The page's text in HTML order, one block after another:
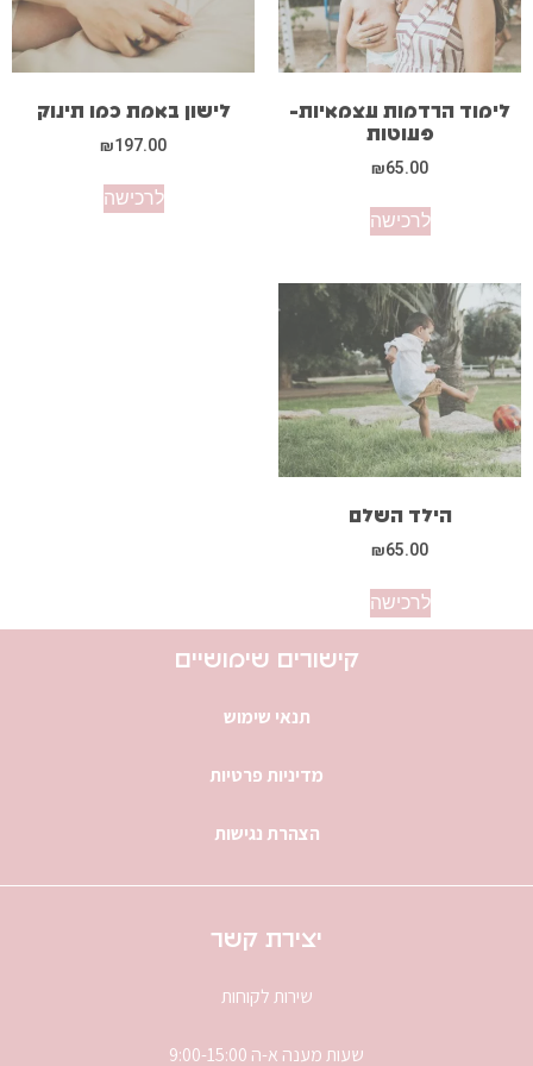
לימוד הרדמות עצמאיות-
פעוטות
₪65.00
לרכישה
לישון באמת כמו תינוק
₪197.00
לרכישה
הילד השלם
₪65.00
לרכישה
קישורים שימושיים
תנאי שימוש
מדיניות פרטיות
הצהרת נגישות
יצירת קשר
שירות לקוחות
שעות מענה א-ה 9:00-15:00